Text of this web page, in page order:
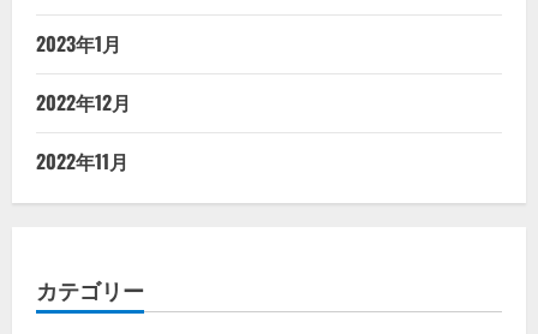
2023年1月
2022年12月
2022年11月
カテゴリー